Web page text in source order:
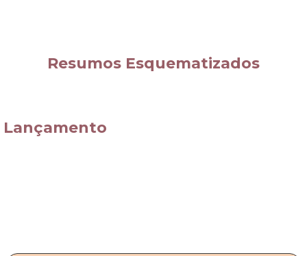
Resumos Esquematizados
Lançamento